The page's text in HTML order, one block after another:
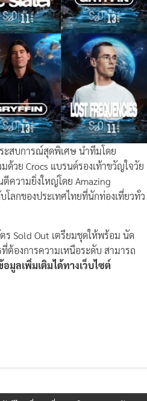
ะสบการณ์สุดพิเศษ นำทีมโดย
ด้วย Crocs แบรนด์รองเท้าขวัญใจวัย
ความยิ่งใหญ่โดย Amazing
ลกของประเทศไทยที่นักท่องเที่ยวทั่ว
Sold Out เตรียมชุดให้พร้อม นัด
ต้องการความเหนือระดับ สามารถ
อมูลเพิ่มเติมได้ทางเว็บไซต์